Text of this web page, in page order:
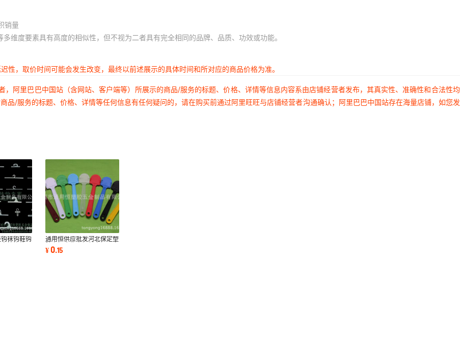
销量
维度要素具有高度的相似性，但不视为二者具有完全相同的品牌、品质、功效或功能。
，取价时间可能会发生改变，最终以前述展示的具体时间和所对应的商品价格为准。
阿里巴巴中国站（含网站、客户端等）所展示的商品/服务的标题、价格、详情等信息内容系由店铺经营者发布，其真实性、准确性和合法性
品/服务的标题、价格、详情等任何信息有任何疑问的，请在购买前通过阿里旺旺与店铺经营者沟通确认；阿里巴巴中国站存在海量店铺，如您
袜钩鞋钩
挂钩热压
通用恒供应批发河北保定塑
胶扇柄广告扇把长扇柄八字
扇柄
¥0.15